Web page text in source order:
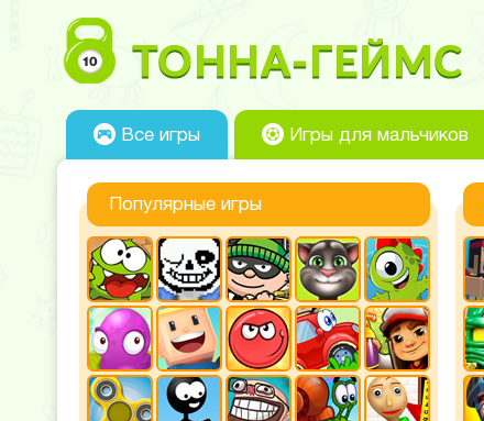
Все игры Игры для мальчиков
Популярные игры